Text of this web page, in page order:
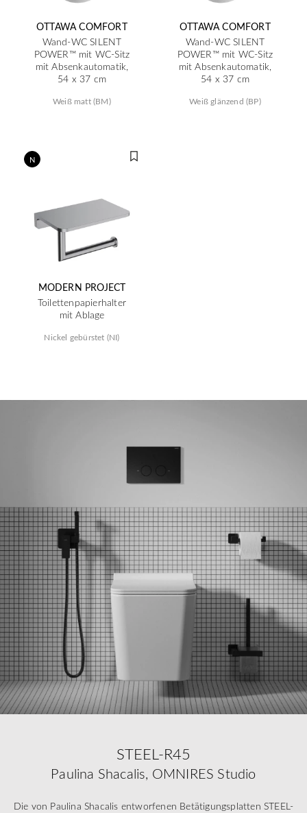
OTTAWA COMFORT
Wand-WC SILENT
POWER™ mit WC-Sitz
mit Absenkautomatik,
54 x 37 cm
Weiß matt (BM)
OTTAWA COMFORT
Wand-WC SILENT
POWER™ mit WC-Sitz
mit Absenkautomatik,
54 x 37 cm
Weiß glänzend (BP)
N
MODERN PROJECT
Toilettenpapierhalter
mit Ablage
Nickel gebürstet (NI)
STEEL-R45
Paulina Shacalis, OMNIRES Studio
Die von Paulina Shacalis entworfenen Betätigungsplatten STEEL-